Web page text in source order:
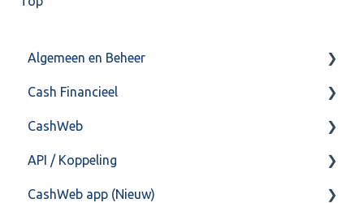
Algemeen en Beheer
Bank(koppeling)
Import/Export
Postbus
Training & Consultancy
Cash Financieel
Boekhoud
Fiscaal
Overig
CashWeb
CashHero Layout
Mailen vanuit CASHWeb
API / Koppeling
Algemeen
CashWeb app (Nieuw)